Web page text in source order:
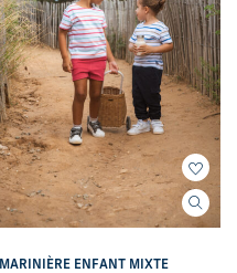
MARINIÈRE ENFANT MIXTE